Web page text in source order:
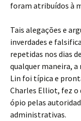
foram atribuídos à
Tais alegações e
inverdades e
repetidas nos dias
qualquer maneira, a
Lin foi típica e
Charles Elliot, fez o
ópio pelas
administrativas.